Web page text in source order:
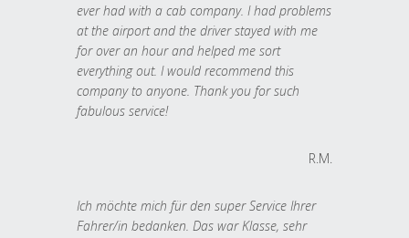
ever had with a cab company. I had problems
at the airport and the driver stayed with me
for over an hour and helped me sort
everything out. I would recommend this
company to anyone. Thank you for such
fabulous service!
R.M.
Ich möchte mich für den super Service Ihrer
Fahrer/in bedanken. Das war Klasse, sehr